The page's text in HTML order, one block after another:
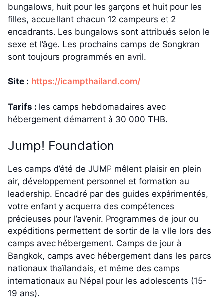
bungalows, huit pour les garçons et huit pour les
filles, accueillant chacun 12 campeurs et 2
encadrants. Les bungalows sont attribués selon le
sexe et l’âge. Les prochains camps de Songkran
sont toujours programmés en avril.
Site : https://icampthailand.com/
Tarifs : les camps hebdomadaires avec
hébergement démarrent à 30 000 THB.
Jump! Foundation
Les camps d’été de JUMP mêlent plaisir en plein
air, développement personnel et formation au
leadership. Encadré par des guides expérimentés,
votre enfant y acquerra des compétences
précieuses pour l’avenir. Programmes de jour ou
expéditions permettent de sortir de la ville lors des
camps avec hébergement. Camps de jour à
Bangkok, camps avec hébergement dans les parcs
nationaux thaïlandais, et même des camps
internationaux au Népal pour les adolescents (15-
19 ans).